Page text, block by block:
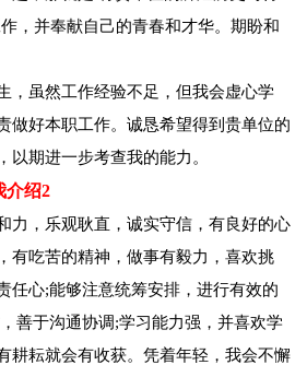
，并奉献自己的青春和才华。期盼和
，虽然工作经验不足，但我会虚心学
做好本职工作。诚恳希望得到贵单位的
以期进一步考查我的能力。
介绍2
力，乐观耿直，诚实守信，有良好的心
有吃苦的精神，做事有毅力，喜欢挑
任心;能够注意统筹安排，进行有效的
善于沟通协调;学习能力强，并喜欢学
耕耘就会有收获。凭着年轻，我会不懈